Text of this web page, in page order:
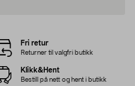
Fri retur
Returner til valgfri butikk
Klikk&Hent
Bestill på nett og hent i butikk